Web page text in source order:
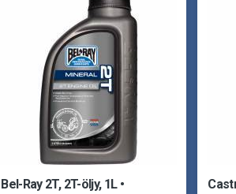
Bel-Ray 2T, 2T-öljy, 1L